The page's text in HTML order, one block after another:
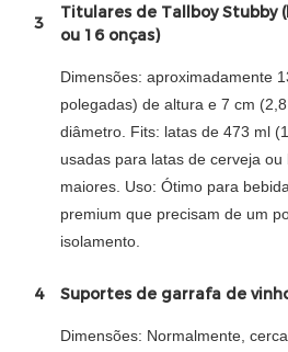
3
Titulares de Tallboy Stubby
ou 16 onças)
Dimensões: aproximadamente
polegadas) de altura e 7 cm
diâmetro. Fits: latas de 473 ml
usadas para latas de cerveja
maiores. Uso: Ótimo para
premium que precisam de um
isolamento.
4 Suportes de garrafa de
Dimensões: Normalmente,